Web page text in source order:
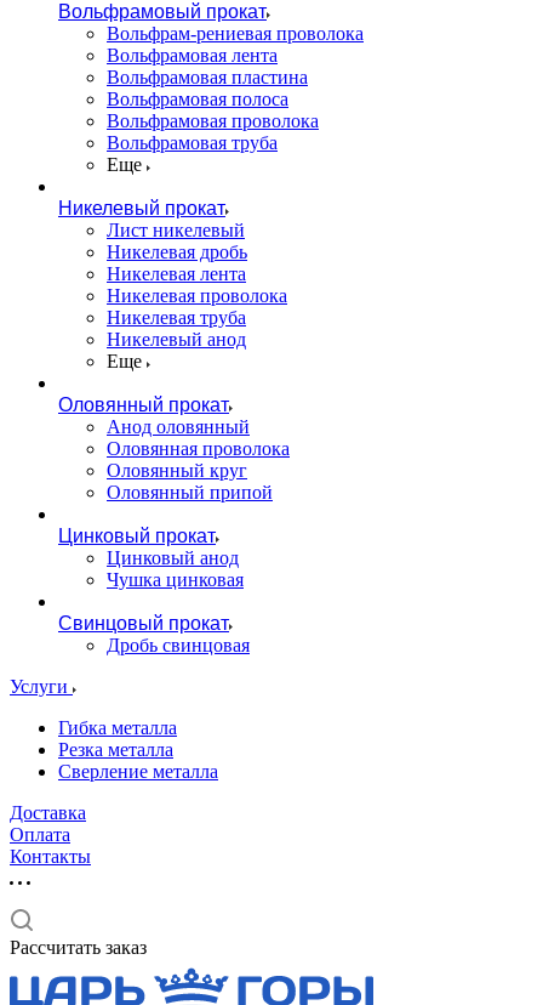
Вольфрамовый прокат
Вольфрам-рениевая проволока
Вольфрамовая лента
Вольфрамовая пластина
Вольфрамовая полоса
Вольфрамовая проволока
Вольфрамовая труба
Еще
Никелевый прокат
Лист никелевый
Никелевая дробь
Никелевая лента
Никелевая проволока
Никелевая труба
Никелевый анод
Еще
Оловянный прокат
Анод оловянный
Оловянная проволока
Оловянный круг
Оловянный припой
Цинковый прокат
Цинковый анод
Чушка цинковая
Свинцовый прокат
Дробь свинцовая
Услуги
Гибка металла
Резка металла
Сверление металла
Доставка
Оплата
Контакты
Рассчитать заказ